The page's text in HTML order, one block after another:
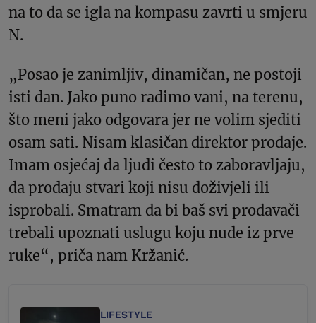
na to da se igla na kompasu zavrti u smjeru
N.
„Posao je zanimljiv, dinamičan, ne postoji
isti dan. Jako puno radimo vani, na terenu,
što meni jako odgovara jer ne volim sjediti
osam sati. Nisam klasičan direktor prodaje.
Imam osjećaj da ljudi često to zaboravljaju,
da prodaju stvari koji nisu doživjeli ili
isprobali. Smatram da bi baš svi prodavači
trebali upoznati uslugu koju nude iz prve
ruke“, priča nam Kržanić.
LIFESTYLE